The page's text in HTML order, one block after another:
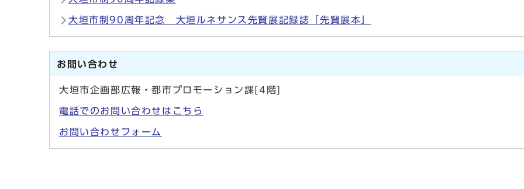
大垣市制90周年記念 大垣ルネサンス先賢展記録誌「先賢展本」
お問い合わせ
大垣市企画部広報・都市プロモーション課[4階]
電話でのお問い合わせはこちら
お問い合わせフォーム